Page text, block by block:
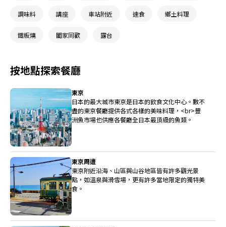
調味料 講座 車站附近 速食 鄉土料理
鐵板燒 闔家同歡 露台
按地點探索餐廳
東京
日本的最大城市東京是日本的飲食文化中心。數不
盡的東京餐廳提供各式各樣的美味料理，<br>豐
洲魚市場也供應各餐廳全日本最頂級的魚類。
東京周遭
東京附近沿海、山區與山谷地區皆有許多觀光景
點，如溫泉與滑雪場，更有許多當地限定的獨特美
食。